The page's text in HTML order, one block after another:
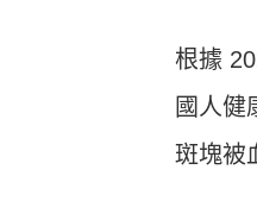
根據
國人健
斑塊被